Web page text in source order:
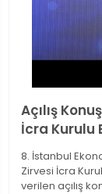
Açılış
İcra Kurulu
8. İstanbul
Zirvesi İcra
verilen açılış